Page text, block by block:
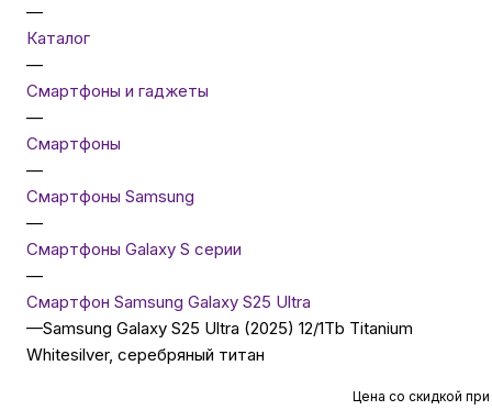
ТВ и проекторы
Бытовая техника
—
Каталог
—
Смартфоны и гаджеты
—
Смартфоны
—
Смартфоны Samsung
—
Смартфоны Galaxy S серии
—
Смартфон Samsung Galaxy S25 Ultra
—Samsung Galaxy S25 Ultra (2025) 12/1Tb Titanium
Whitesilver, серебряный титан
Цена со скидкой при